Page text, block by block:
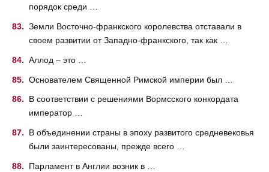
порядок среди …
Земли Восточно-франкского королевства отставали в
своем развитии от Западно-франкского, так как …
Аллод – это …
Основателем Священной Римской империи был …
В соответствии с решениями Вормсского конкордата
император …
В объединении страны в эпоху развитого средневековья
были заинтересованы, прежде всего …
Парламент в Англии возник в …